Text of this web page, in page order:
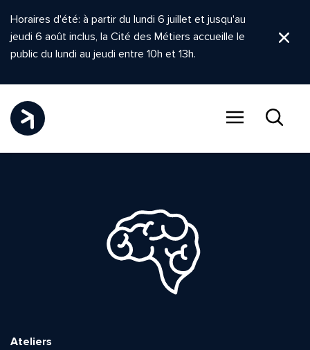
Horaires d'été: à partir du lundi 6 juillet et jusqu'au
jeudi 6 août inclus, la Cité des Métiers accueille le
public du lundi au jeudi entre 10h et 13h.
Ateliers